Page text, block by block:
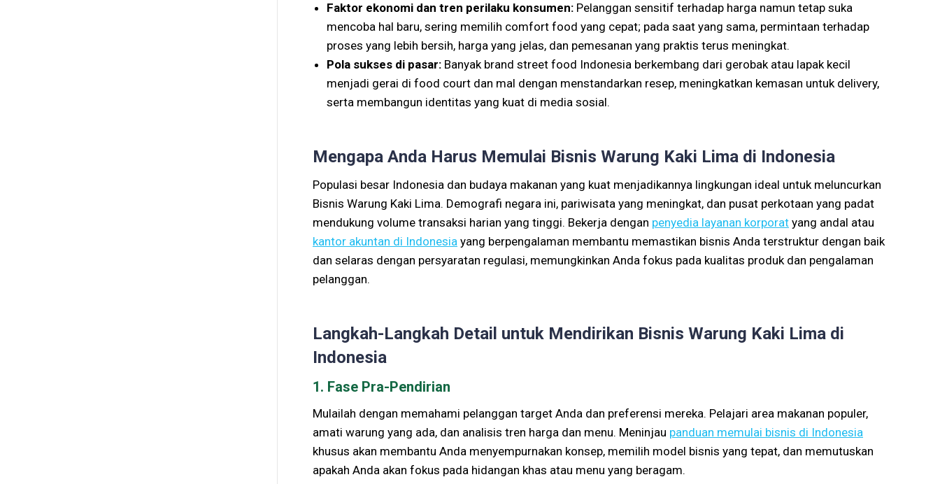
Faktor ekonomi dan tren perilaku konsumen: Pelanggan sensitif terhadap harga namun tetap suka
mencoba hal baru, sering memilih comfort food yang cepat; pada saat yang sama, permintaan terhadap
proses yang lebih bersih, harga yang jelas, dan pemesanan yang praktis terus meningkat.
Pola sukses di pasar: Banyak brand street food Indonesia berkembang dari gerobak atau lapak kecil
menjadi gerai di food court dan mal dengan menstandarkan resep, meningkatkan kemasan untuk delivery,
serta membangun identitas yang kuat di media sosial.
Mengapa Anda Harus Memulai Bisnis Warung Kaki Lima di Indonesia
Populasi besar Indonesia dan budaya makanan yang kuat menjadikannya lingkungan ideal untuk meluncurkan
Bisnis Warung Kaki Lima. Demografi negara ini, pariwisata yang meningkat, dan pusat perkotaan yang padat
mendukung volume transaksi harian yang tinggi. Bekerja dengan penyedia layanan korporat yang andal atau
kantor akuntan di Indonesia yang berpengalaman membantu memastikan bisnis Anda terstruktur dengan baik
dan selaras dengan persyaratan regulasi, memungkinkan Anda fokus pada kualitas produk dan pengalaman
pelanggan.
Langkah-Langkah Detail untuk Mendirikan Bisnis Warung Kaki Lima di
Indonesia
1. Fase Pra-Pendirian
Mulailah dengan memahami pelanggan target Anda dan preferensi mereka. Pelajari area makanan populer,
amati warung yang ada, dan analisis tren harga dan menu. Meninjau panduan memulai bisnis di Indonesia
khusus akan membantu Anda menyempurnakan konsep, memilih model bisnis yang tepat, dan memutuskan
apakah Anda akan fokus pada hidangan khas atau menu yang beragam.